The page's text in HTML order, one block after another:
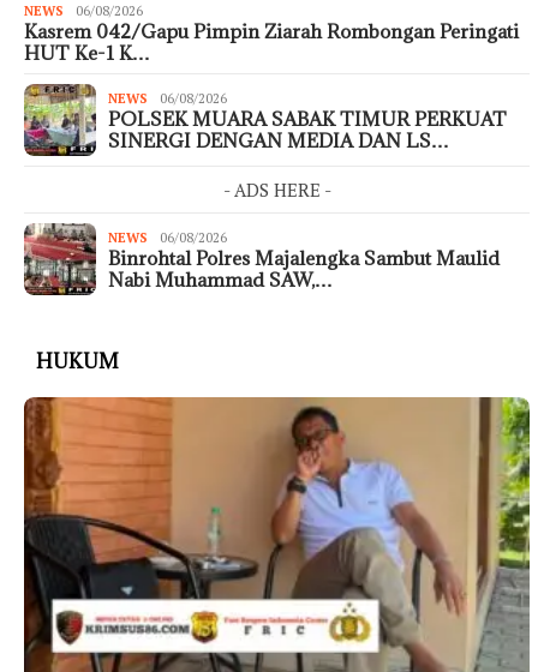
NEWS 06/08/2026
Kasrem 042/Gapu Pimpin Ziarah Rombongan Peringati
HUT Ke-1 K…
NEWS 06/08/2026
POLSEK MUARA SABAK TIMUR PERKUAT
SINERGI DENGAN MEDIA DAN LS…
- ADS HERE -
NEWS 06/08/2026
Binrohtal Polres Majalengka Sambut Maulid
Nabi Muhammad SAW,…
HUKUM